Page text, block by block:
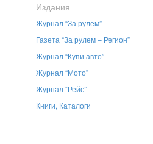
Издания
Журнал “За рулем”
Газета “За рулем – Регион”
Журнал “Купи авто”
Журнал “Мото”
Журнал “Рейс”
Книги, Каталоги